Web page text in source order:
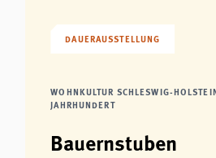
DAUERAUSSTELLUNG
WOHNKULTUR SCHLESWIG-
JAHRHUNDERT
Bauernstuben